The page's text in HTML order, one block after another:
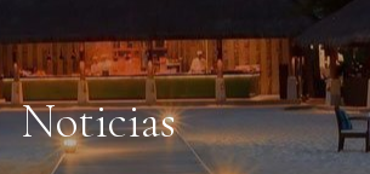
Noticias